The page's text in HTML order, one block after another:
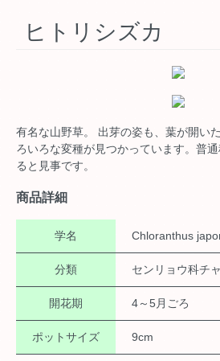
ヒトリシズカ
有名な山野草。 出芽の姿も、葉が開い
ろいろな変種が見つかっています。普
ると見事です。
商品詳細
学名 Chloranthus
分類 センリョウ科チ
開花期 4～5月ごろ
ポットサイズ 9cm